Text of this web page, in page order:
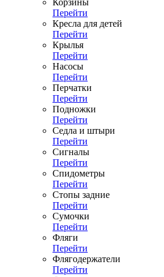
Корзины
Перейти
Кресла для детей
Перейти
Крылья
Перейти
Насосы
Перейти
Перчатки
Перейти
Подножки
Перейти
Седла и штыри
Перейти
Сигналы
Перейти
Спидометры
Перейти
Стопы задние
Перейти
Сумочки
Перейти
Фляги
Перейти
Флягодержатели
Перейти